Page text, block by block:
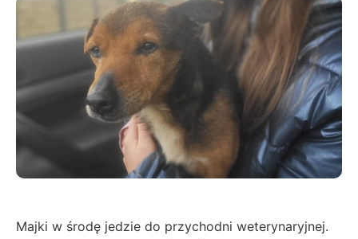
Majki w środę jedzie do przychodni weterynaryjnej.